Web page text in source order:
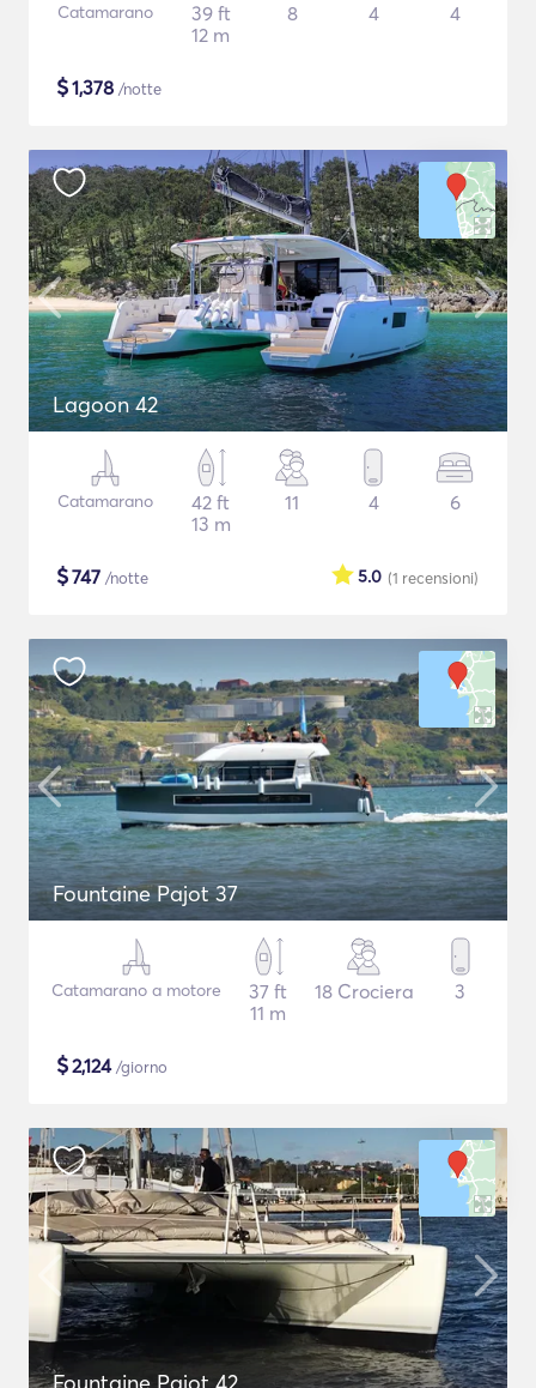
Catamarano
39 ft
12 m
8 4 4
$1,378 /notte
Lagoon 42
Catamarano
42 ft
13 m
11 4 6
$747 /notte (1 recensioni)
5.0
Fountaine Pajot 37
Catamarano a motore
37 ft
11 m
18 Crociera 3
$2,124/giorno